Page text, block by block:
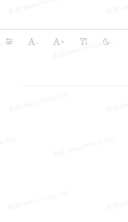
- +